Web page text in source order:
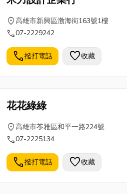
location_on高雄市新興區渤海街163號1樓
call07-2229242
call撥打電話 favorite收藏
花花綠綠
location_on高雄市苓雅區和平一路224號
call07-2225134
call撥打電話 favorite收藏